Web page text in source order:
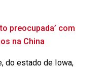
preocupada’ com
na China
do estado de Iowa,